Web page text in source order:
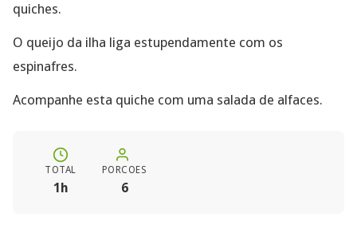
quiches.
O queijo da ilha liga estupendamente com os
espinafres.
Acompanhe esta quiche com uma salada de alfaces.
TOTAL
1h
PORCOES
6